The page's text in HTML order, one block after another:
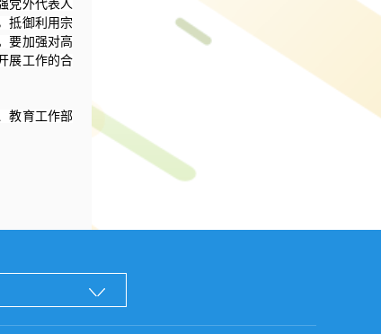
党外代表人
抵御利用宗
要加强对高
展工作的合
教育工作部